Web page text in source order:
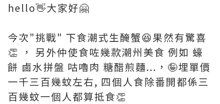
hello👋大家好🤗
今次"挑戰" 下食潮式生醃蟹😆果然有驚喜
👏 ， 另外仲使食咗幾款潮州美食 例如 蠔
餅 鹵水拼盤 咕嚕肉 糖醋煎麵...，🤪埋單價
一千三百幾蚊左右, 四個人食除番開都係三
百幾蚊一個人都算抵食👏